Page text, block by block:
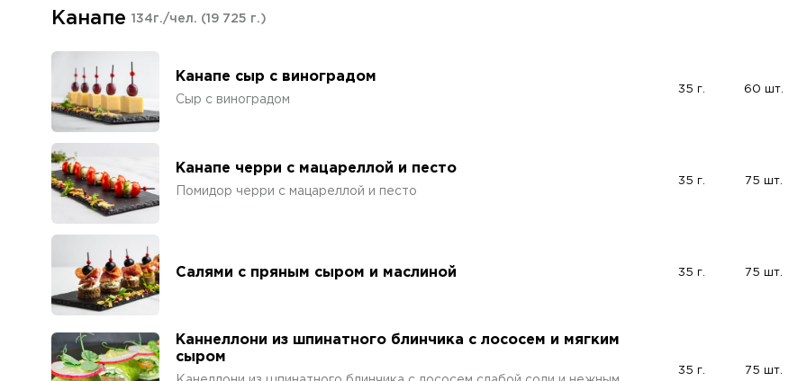
Канапе 134г./чел. (19 725 г.)
Канапе сыр с виноградом
Сыр с виноградом
35 г. 60 шт.
Канапе черри с мацареллой и песто
Помидор черри с мацареллой и песто
35 г. 75 шт.
Салями с пряным сыром и маслиной 35 г. 75 шт.
Каннеллони из шпинатного блинчика с лососем и мягким
сыром
35 г. 75 шт.